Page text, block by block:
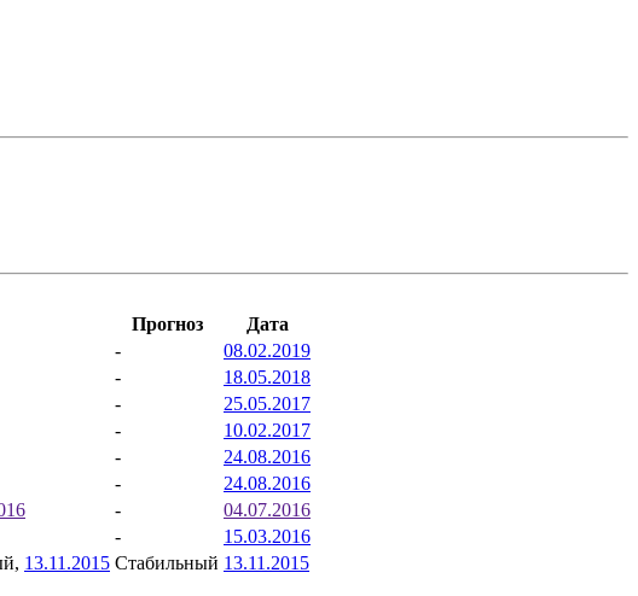
Прогноз
Дата
-
08.02.2019
-
18.05.2018
-
25.05.2017
-
10.02.2017
-
24.08.2016
-
24.08.2016
-
04.07.2016
-
15.03.2016
13.11.2015 Стабильный 13.11.2015